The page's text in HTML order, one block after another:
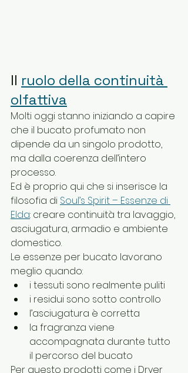
Il ruolo della continuità
olfattiva
Molti oggi stanno iniziando a capire
che il bucato profumato non
dipende da un singolo prodotto,
ma dalla coerenza dell’intero
processo.
Ed è proprio qui che si inserisce la
filosofia di Soul’s Spirit – Essenze di
Elda: creare continuità tra lavaggio,
asciugatura, armadio e ambiente
domestico.
Le essenze per bucato lavorano
meglio quando:
i tessuti sono realmente puliti
i residui sono sotto controllo
l’asciugatura è corretta
la fragranza viene
accompagnata durante tutto
il percorso del bucato
Per questo prodotti come i Dryer